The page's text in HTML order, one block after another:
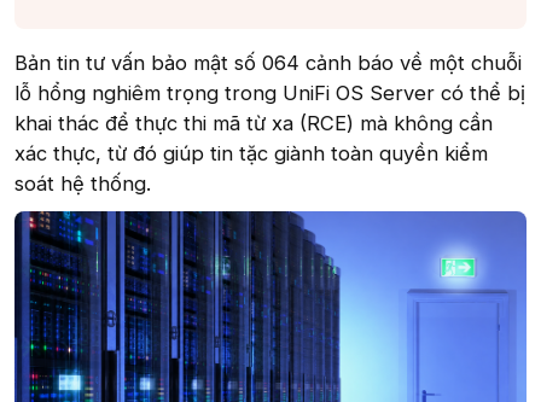
Bản tin tư vấn bảo mật số 064 cảnh báo về một chuỗi
lỗ hổng nghiêm trọng trong UniFi OS Server có thể bị
khai thác để thực thi mã từ xa (RCE) mà không cần
xác thực, từ đó giúp tin tặc giành toàn quyền kiểm
soát hệ thống.